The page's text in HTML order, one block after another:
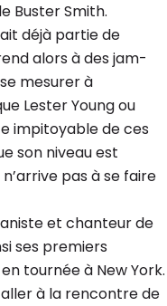
Buster Smith.
déjà partie de
alors à des jam-
mesurer à
Lester Young ou
impitoyable de ces
son niveau est
pas à se faire
et chanteur de
ses premiers
tournée à New York.
à la rencontre de